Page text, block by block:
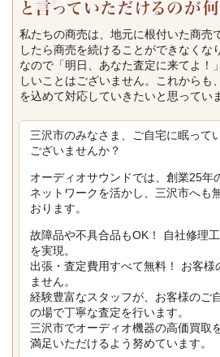
私たちの商売は、地元に根付いた商売
したら商売を続けることができなくな
なので「明日、あなた査定に来てよ！
しいことはございません。これからも
を込めて対応していきたいと思ってい
三沢市のみなさま、ご自宅に眠って
ございませんか？
オーディオサウンドでは、創業25年
ネットワークを活かし、三沢市へも
おります。
故障品や不具合品もOK！ 自社修理
を実現。
出張・査定費用すべて無料！ お客様
ません。
経験豊富なスタッフが、お客様のご
の場で丁寧な査定を行います。
三沢市でオーディオ機器の高価買取
満足いただけるよう努めています。